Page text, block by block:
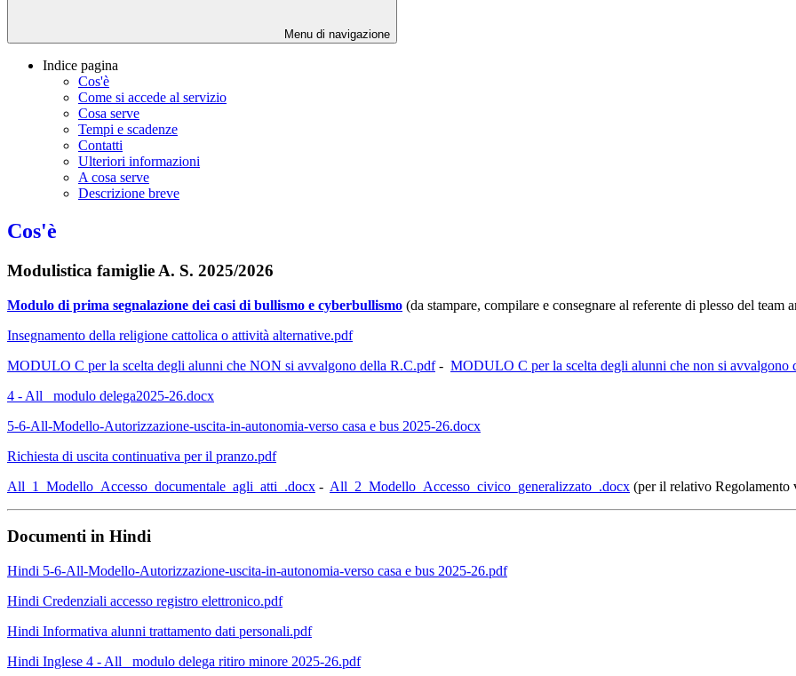
Menu di navigazione
Indice pagina
Cos'è
Come si accede al servizio
Cosa serve
Tempi e scadenze
Contatti
Ulteriori informazioni
A cosa serve
Descrizione breve
Cos'è
Modulistica famiglie A. S. 2025/2026
Modulo di prima segnalazione dei casi di bullismo e cyberbullismo (da stampare, compilare e consegnare al referente di plesso del
Insegnamento della religione cattolica o attività alternative.pdf
MODULO C per la scelta degli alunni che NON si avvalgono della R.C.pdf- MODULO C per la scelta degli alunni che non si avvalgono
4 - All_ modulo delega2025-26.docx
5-6-All-Modello-Autorizzazione-uscita-in-autonomia-verso casa e bus 2025-26.docx
Richiesta di uscita continuativa per il pranzo.pdf
All_1_Modello_Accesso_documentale_agli_atti_.docx - All_2_Modello_Accesso_civico_generalizzato_.docx (per il relativo Regolamento
Documenti in Hindi
Hindi 5-6-All-Modello-Autorizzazione-uscita-in-autonomia-verso casa e bus 2025-26.pdf
Hindi Credenziali accesso registro elettronico.pdf
Hindi Informativa alunni trattamento dati personali.pdf
Hindi Inglese 4 - All_ modulo delega ritiro minore 2025-26.pdf